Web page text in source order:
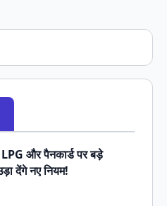
और पैनकार्ड पर बड़े
देंगे नए नियम!